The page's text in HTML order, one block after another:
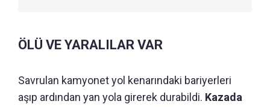
ÖLÜ VE YARALILAR VAR
Savrulan kamyonet yol kenarındaki bariyerleri
aşıp ardından yan yola girerek durabildi. Kazada